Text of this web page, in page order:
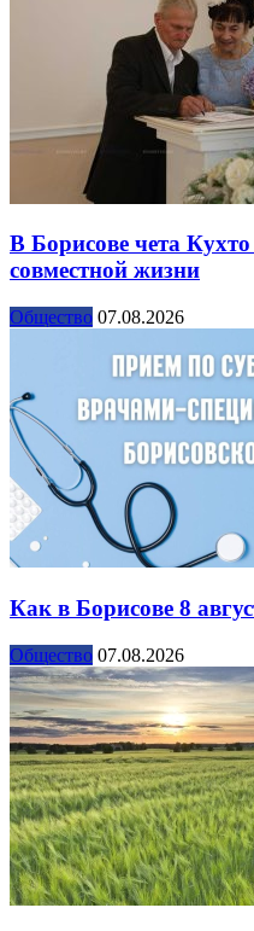
В Борисове чета
совместной жизни
Общество 07.08.2026
Как в Борисове 8
Общество 07.08.2026